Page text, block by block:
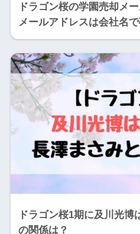
ドラゴン桜の学園売却メ
メールアドレスは会社名で
ドラゴン桜1期に及川光博
の関係は？